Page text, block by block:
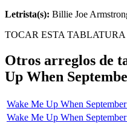
Letrista(s): Billie Joe
TOCAR ESTA TABLATURA
Otros arreglos de
Up When
Wake Me Up When
Wake Me Up When